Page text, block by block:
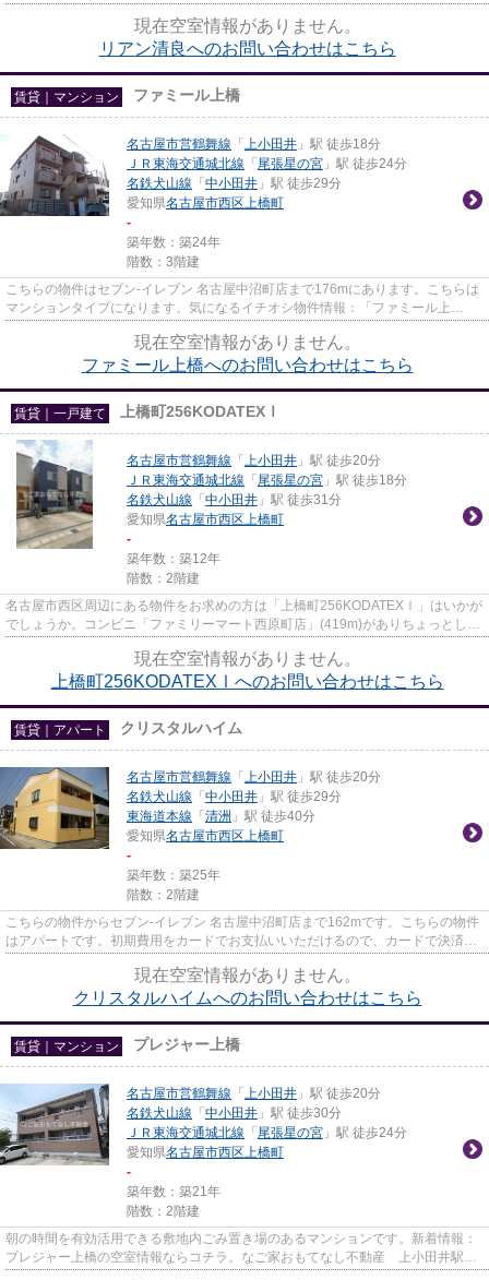
現在空室情報がありません。
リアン清良へのお問い合わせはこちら
賃貸｜マンション ファミール上橋
名古屋市営鶴舞線 「 上小田井 」駅 徒歩18分
ＪＲ東海交通城北線 「 尾張星の宮 」駅 徒歩24分
名鉄犬山線 「 中小田井 」駅 徒歩29分
愛知県名古屋市西区上橋町
-
築年数：築24年
階数：3階建
こちらの物件はセブン‐イレブン 名古屋中沼町店まで176mにあります。こちらは
マンションタイプになります。気になるイチオシ物件情報：「ファミール上
現在空室情報がありません。
ファミール上橋へのお問い合わせはこちら
賃貸｜一戸建て 上橋町256KODATEXⅠ
名古屋市営鶴舞線 「 上小田井 」駅 徒歩20分
ＪＲ東海交通城北線 「 尾張星の宮 」駅 徒歩18分
名鉄犬山線 「 中小田井 」駅 徒歩31分
愛知県名古屋市西区上橋町
-
築年数：築12年
階数：2階建
名古屋市西区周辺にある物件をお求めの方は「上橋町256KODATEXⅠ」はいかが
でしょうか。コンビニ「ファミリーマート西原町店」(419m)がありちょっとした
現在空室情報がありません。
上橋町256KODATEXⅠへのお問い合わせはこちら
賃貸｜アパート クリスタルハイム
名古屋市営鶴舞線 「 上小田井 」駅 徒歩20分
名鉄犬山線 「 中小田井 」駅 徒歩29分
東海道本線 「 清洲 」駅 徒歩40分
愛知県名古屋市西区上橋町
-
築年数：築25年
階数：2階建
こちらの物件からセブン‐イレブン 名古屋中沼町店まで162mです。こちらの物件
はアパートです。初期費用をカードでお支払いいただけるので、カードで決済し
現在空室情報がありません。
クリスタルハイムへのお問い合わせはこちら
賃貸｜マンション プレジャー上橋
名古屋市営鶴舞線 「 上小田井 」駅 徒歩20分
名鉄犬山線 「 中小田井 」駅 徒歩30分
ＪＲ東海交通城北線 「 尾張星の宮 」駅 徒歩24分
愛知県名古屋市西区上橋町
-
築年数：築21年
階数：2階建
朝の時間を有効活用できる敷地内ごみ置き場のあるマンションです。新着情報：
プレジャー上橋の空室情報ならコチラ。なご家おもてなし不動産 上小田井駅前